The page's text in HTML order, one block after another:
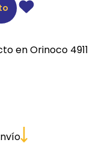
en Orinoco 4911